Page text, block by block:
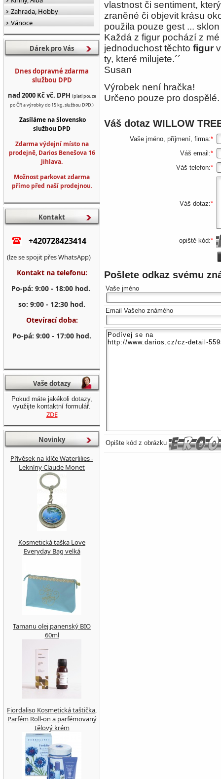
vlastnost či sentiment,
zraněné či objevit krásu
použila pouze gest ...
Každá z figur pochází z
jednoduchost těchto figur
ty, které milujete.´´
Susan
Výrobek není hračka!
Určeno pouze pro dospělé.
Váš dotaz WILLOW
Vaše jméno, příjmení, firma:*
Váš email:*
Váš telefon:*
Váš dotaz:*
opiště kód:*
Pošlete odkaz svému
Vaše jméno
Email Vašeho známého
Opište kód z obrázku
Zahrada, Hobby
Vánoce
Dárek pro Vás
Dnes dopravné zdarma
službou DPD
nad 2000 Kč vč. DPH (platí pouze
po ČR a výrobky do 15 kg, službou DPD.)
Zasíláme na Slovensko
službou DPD
Zdarma výdejní místo na
prodejně, Darios Benešova 16
Jihlava.
Možnost parkovat zdarma
přímo před naší prodejnou.
Kontakt
+420728423414
(lze se spojit přes WhatsApp)
Kontakt na telefonu:
Po-pá: 9:00 - 18:00 hod.
so: 9:00 - 12:30 hod.
Otevírací doba:
Po-pá: 9:00 - 17:00 hod.
Vaše dotazy
Pokud máte jakékoli dotazy,
využijte kontaktní formulář.
ZDE
Novinky
Přívěsek na klíče Waterlilies -
Lekníny Claude Monet
Kosmetická taška Love
Everyday Bag velká
Tamanu olej panenský BIO
60ml
Fiordaliso Kosmetická taštička,
Parfém Roll-on a parfémovaný
tělový krém